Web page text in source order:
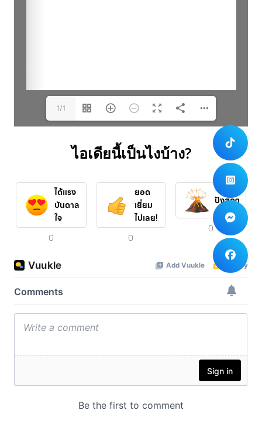
1/1
ไอเดียนี้เป็นไงบ้าง?
ได้แรง
บันดาล
ใจ
0
ยอด
เยี่ยม
ไปเลย!
0
ปังสุดๆ
0